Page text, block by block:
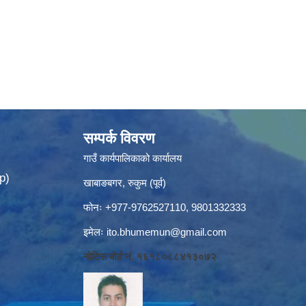
सम्पर्क विवरण
गाउँ कार्यपालिकाको कार्यालय
खाबाङबगर, रुकुम (पूर्व)
फोनः +977-9762527110, 9801332333
इमेलः ito.bhumemun@gmail.com
नोटिस बोर्ड नं. १६१८०८८४१३०७२